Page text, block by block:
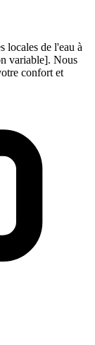
locales de l'eau à
variable]. Nous
confort et